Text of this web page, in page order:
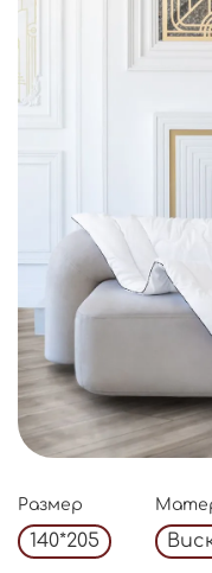
Размер
140*205